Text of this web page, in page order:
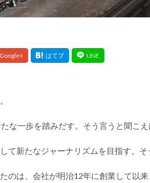
な一歩を踏みだす。そう言うと聞こえ
て新たなジャーナリズムを目指す。そ
のは、会社が明治12年に創業して以